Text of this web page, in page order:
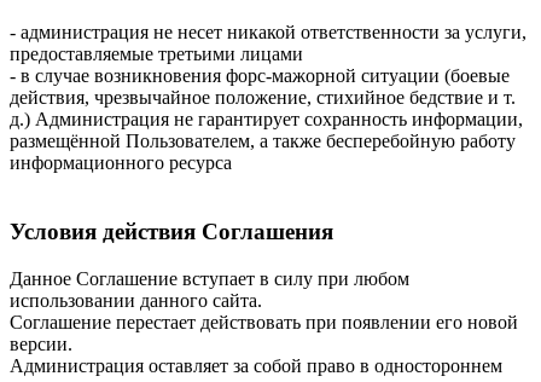
- администрация не несет никакой ответственности за услуги,
предоставляемые третьими лицами
- в случае возникновения форс-мажорной ситуации (боевые
действия, чрезвычайное положение, стихийное бедствие и т.
д.) Администрация не гарантирует сохранность информации,
размещённой Пользователем, а также бесперебойную работу
информационного ресурса
Условия действия Соглашения
Данное Соглашение вступает в силу при любом
использовании данного сайта.
Соглашение перестает действовать при появлении его новой
версии.
Администрация оставляет за собой право в одностороннем